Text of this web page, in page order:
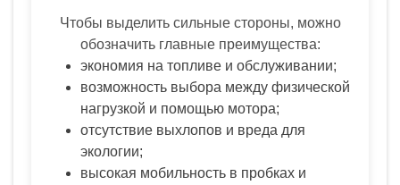
Чтобы выделить сильные стороны, можно
обозначить главные преимущества:
экономия на топливе и обслуживании;
возможность выбора между физической
нагрузкой и помощью мотора;
отсутствие выхлопов и вреда для
экологии;
высокая мобильность в пробках и